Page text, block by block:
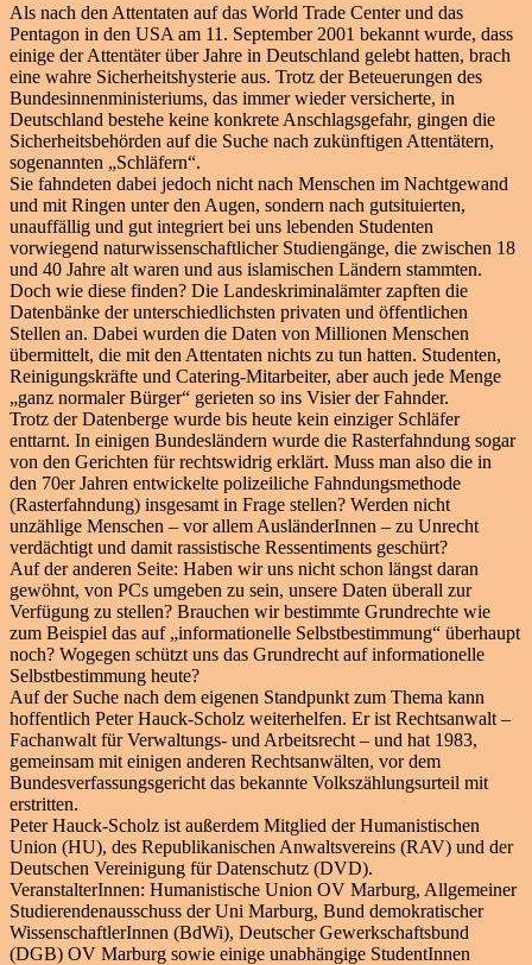
Als nach den Attentaten auf das World Trade Center und das
Pentagon in den USA am 11. September 2001 bekannt wurde, dass
einige der Attentäter über Jahre in Deutschland gelebt hatten, brach
eine wahre Sicherheitshysterie aus. Trotz der Beteuerungen des
Bundesinnenministeriums, das immer wieder versicherte, in
Deutschland bestehe keine konkrete Anschlagsgefahr, gingen die
Sicherheitsbehörden auf die Suche nach zukünftigen Attentätern,
sogenannten „Schläfern“.
Sie fahndeten dabei jedoch nicht nach Menschen im Nachtgewand
und mit Ringen unter den Augen, sondern nach gutsituierten,
unauffällig und gut integriert bei uns lebenden Studenten
vorwiegend naturwissenschaftlicher Studiengänge, die zwischen 18
und 40 Jahre alt waren und aus islamischen Ländern stammten.
Doch wie diese finden? Die Landeskriminalämter zapften die
Datenbänke der unterschiedlichsten privaten und öffentlichen
Stellen an. Dabei wurden die Daten von Millionen Menschen
übermittelt, die mit den Attentaten nichts zu tun hatten. Studenten,
Reinigungskräfte und Catering-Mitarbeiter, aber auch jede Menge
„ganz normaler Bürger“ gerieten so ins Visier der Fahnder.
Trotz der Datenberge wurde bis heute kein einziger Schläfer
enttarnt. In einigen Bundesländern wurde die Rasterfahndung sogar
von den Gerichten für rechtswidrig erklärt. Muss man also die in
den 70er Jahren entwickelte polizeiliche Fahndungsmethode
(Rasterfahndung) insgesamt in Frage stellen? Werden nicht
unzählige Menschen – vor allem AusländerInnen – zu Unrecht
verdächtigt und damit rassistische Ressentiments geschürt?
Auf der anderen Seite: Haben wir uns nicht schon längst daran
gewöhnt, von PCs umgeben zu sein, unsere Daten überall zur
Verfügung zu stellen? Brauchen wir bestimmte Grundrechte wie
zum Beispiel das auf „informationelle Selbstbestimmung“ überhaupt
noch? Wogegen schützt uns das Grundrecht auf informationelle
Selbstbestimmung heute?
Auf der Suche nach dem eigenen Standpunkt zum Thema kann
hoffentlich Peter Hauck-Scholz weiterhelfen. Er ist Rechtsanwalt –
Fachanwalt für Verwaltungs- und Arbeitsrecht – und hat 1983,
gemeinsam mit einigen anderen Rechtsanwälten, vor dem
Bundesverfassungsgericht das bekannte Volkszählungsurteil mit
erstritten.
Peter Hauck-Scholz ist außerdem Mitglied der Humanistischen
Union (HU), des Republikanischen Anwaltsvereins (RAV) und der
Deutschen Vereinigung für Datenschutz (DVD).
VeranstalterInnen: Humanistische Union OV Marburg, Allgemeiner
Studierendenausschuss der Uni Marburg, Bund demokratischer
WissenschaftlerInnen (BdWi), Deutscher Gewerkschaftsbund
(DGB) OV Marburg sowie einige unabhängige StudentInnen